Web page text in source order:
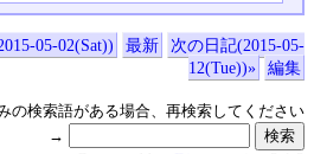
05-02(Sat)) 最新
次の日記(2015-05-
12(Tue))»
編集
の検索語がある場合、再検索してください
→